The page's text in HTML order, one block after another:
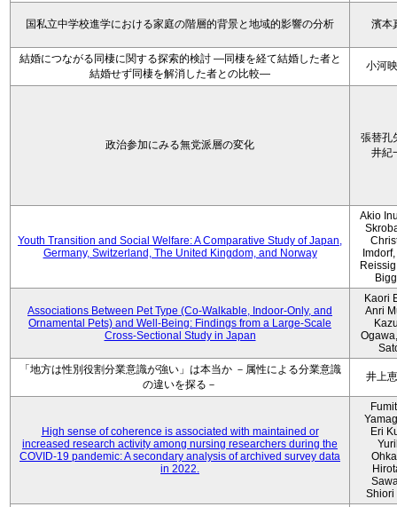
国私立中学校進学における家庭の階層的背景と地域的影響の分析 濱本
結婚につながる同棲に関する探索的検討 ―同棲を経て結婚した者と
結婚せず同棲を解消した者との比較―
小河
政治参加にみる無党派層の変化
張替孔
井紀
Youth Transition and Social Welfare: A Comparative Study of Japan,
Germany, Switzerland, The United Kingdom, and Norway
Akio
Associations Between Pet Type (Co-Walkable, Indoor-Only, and
Ornamental Pets) and Well-Being: Findings from a Large-Scale
Cross-Sectional Study in Japan
Kaori
Anri
「地方は性別役割分業意識が強い」は本当か －属性による分業意識
の違いを探る－
井上
High sense of coherence is associated with maintained or
increased research activity among nursing researchers during the
COVID-19 pandemic: A secondary analysis of archived survey data
in 2022.
Eri
Shiori